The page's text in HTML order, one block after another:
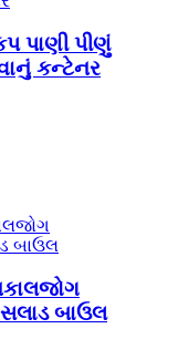
પાણી પીણું
કન્ટેનર
બાઉલ